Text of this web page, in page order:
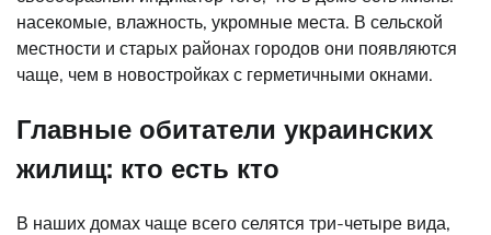
насекомые, влажность, укромные места. В сельской
местности и старых районах городов они появляются
чаще, чем в новостройках с герметичными окнами.
Главные обитатели украинских
жилищ: кто есть кто
В наших домах чаще всего селятся три-четыре вида,